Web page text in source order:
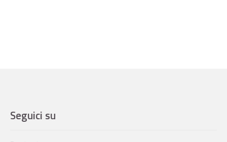
Seguici su